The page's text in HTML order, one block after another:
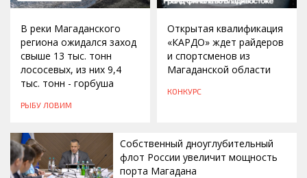
В реки Магаданского
региона ожидался заход
свыше 13 тыс. тонн
лососевых, из них 9,4
тыс. тонн - горбуша
РЫБУ ЛОВИМ
Открытая квалификация
«КАРДО» ждет райдеров
и спортсменов из
Магаданской области
КОНКУРС
Собственный дноуглубительный
флот России увеличит мощность
порта Магадана